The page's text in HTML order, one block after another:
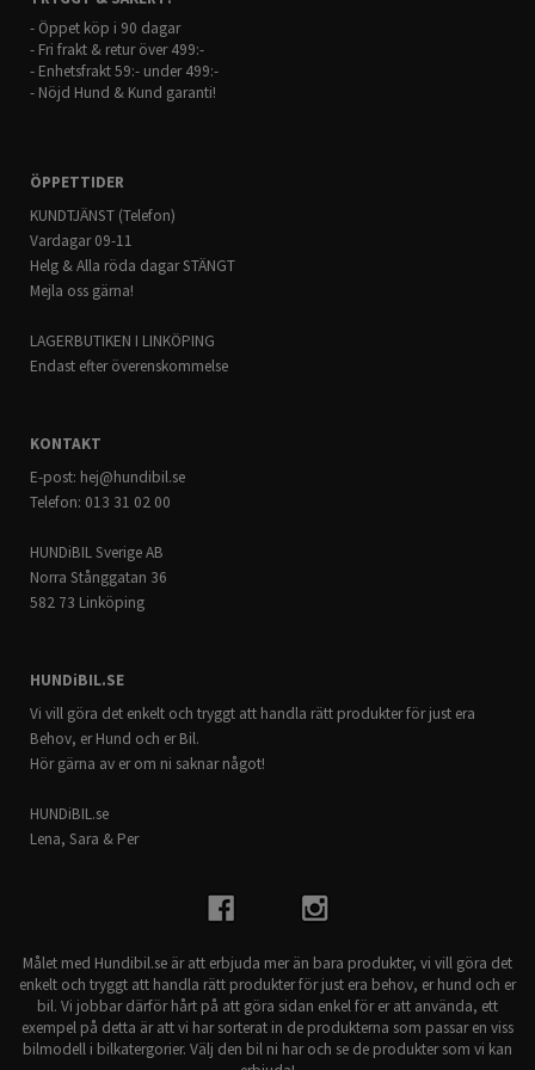
- Öppet köp i 90 dagar
- Fri frakt & retur över 499:-
- Enhetsfrakt 59:- under 499:-
- Nöjd Hund & Kund garanti!
ÖPPETTIDER
KUNDTJÄNST (Telefon)
Vardagar 09-11
Helg & Alla röda dagar STÄNGT
Mejla oss gärna!
LAGERBUTIKEN I LINKÖPING
Endast efter överenskommelse
KONTAKT
E-post: hej@hundibil.se
Telefon: 013 31 02 00
HUNDiBIL Sverige AB
Norra Stånggatan 36
582 73 Linköping
HUNDiBIL.SE
Vi vill göra det enkelt och tryggt att handla rätt produkter för just era
Behov, er Hund och er Bil.
Hör gärna av er om ni saknar något!
HUNDiBIL.se
Lena, Sara & Per
Målet med Hundibil.se är att erbjuda mer än bara produkter, vi vill göra det
enkelt och tryggt att handla rätt produkter för just era behov, er hund och er
bil. Vi jobbar därför hårt på att göra sidan enkel för er att använda, ett
exempel på detta är att vi har sorterat in de produkterna som passar en viss
bilmodell i bilkatergorier. Välj den bil ni har och se de produkter som vi kan